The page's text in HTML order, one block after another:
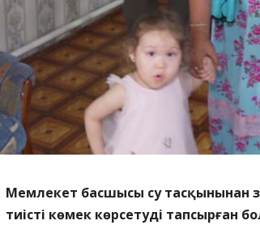
Мемлекет басшысы су тасқынынан
тиісті көмек көрсетуді тапсырған